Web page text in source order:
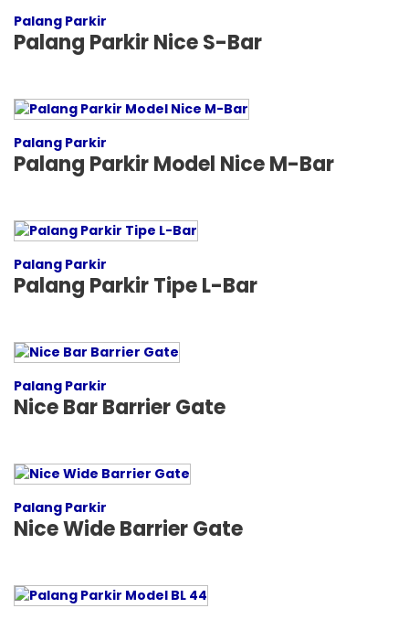
Palang Parkir
Palang Parkir Nice S-Bar
Palang Parkir
Palang Parkir Model Nice M-Bar
Palang Parkir
Palang Parkir Tipe L-Bar
Palang Parkir
Nice Bar Barrier Gate
Palang Parkir
Nice Wide Barrier Gate